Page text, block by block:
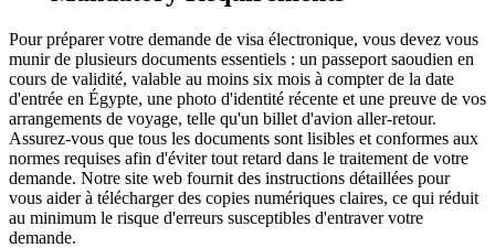
Pour préparer votre demande de visa électronique, vous devez vous
munir de plusieurs documents essentiels : un passeport saoudien en
cours de validité, valable au moins six mois à compter de la date
d'entrée en Égypte, une photo d'identité récente et une preuve de vos
arrangements de voyage, telle qu'un billet d'avion aller-retour.
Assurez-vous que tous les documents sont lisibles et conformes aux
normes requises afin d'éviter tout retard dans le traitement de votre
demande. Notre site web fournit des instructions détaillées pour
vous aider à télécharger des copies numériques claires, ce qui réduit
au minimum le risque d'erreurs susceptibles d'entraver votre
demande.